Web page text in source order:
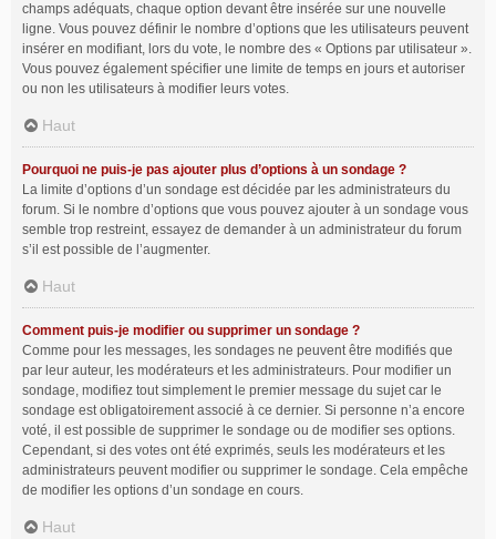
champs adéquats, chaque option devant être insérée sur une nouvelle
ligne. Vous pouvez définir le nombre d’options que les utilisateurs peuvent
insérer en modifiant, lors du vote, le nombre des « Options par utilisateur ».
Vous pouvez également spécifier une limite de temps en jours et autoriser
ou non les utilisateurs à modifier leurs votes.
Haut
Pourquoi ne puis-je pas ajouter plus d’options à un sondage ?
La limite d’options d’un sondage est décidée par les administrateurs du
forum. Si le nombre d’options que vous pouvez ajouter à un sondage vous
semble trop restreint, essayez de demander à un administrateur du forum
s’il est possible de l’augmenter.
Haut
Comment puis-je modifier ou supprimer un sondage ?
Comme pour les messages, les sondages ne peuvent être modifiés que
par leur auteur, les modérateurs et les administrateurs. Pour modifier un
sondage, modifiez tout simplement le premier message du sujet car le
sondage est obligatoirement associé à ce dernier. Si personne n’a encore
voté, il est possible de supprimer le sondage ou de modifier ses options.
Cependant, si des votes ont été exprimés, seuls les modérateurs et les
administrateurs peuvent modifier ou supprimer le sondage. Cela empêche
de modifier les options d’un sondage en cours.
Haut